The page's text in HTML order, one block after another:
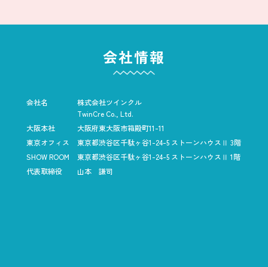
会社情報
会社名
株式会社ツインクル
TwinCre Co., Ltd.
大阪本社
大阪府東大阪市箱殿町11-11
東京オフィス
東京都渋谷区千駄ヶ谷1-24-5 ストーンハウスⅡ 3階
SHOW ROOM
東京都渋谷区千駄ヶ谷1-24-5 ストーンハウスⅡ 1階
代表取締役
山本 謙司